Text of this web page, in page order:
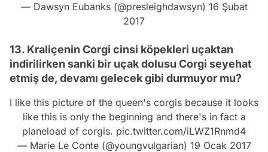
— Dawsyn Eubanks (@presleighdawsyn) 16 Şubat
2017
13. Kraliçenin Corgi cinsi köpekleri uçaktan
indirilirken sanki bir uçak dolusu Corgi seyehat
etmiş de, devamı gelecek gibi durmuyor mu?
I like this picture of the queen's corgis because it looks
like this is only the beginning and there's in fact a
planeload of corgis. pic.twitter.com/iLWZ1Rnmd4
— Marie Le Conte (@youngvulgarian) 19 Ocak 2017